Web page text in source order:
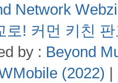
Network
로! 커먼 키친
by : Beyond
(2022) |